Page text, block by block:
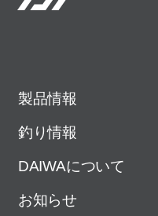
製品情報
釣り情報
DAIWAについて
お知らせ